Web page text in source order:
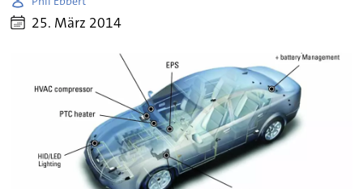
25. März 2014